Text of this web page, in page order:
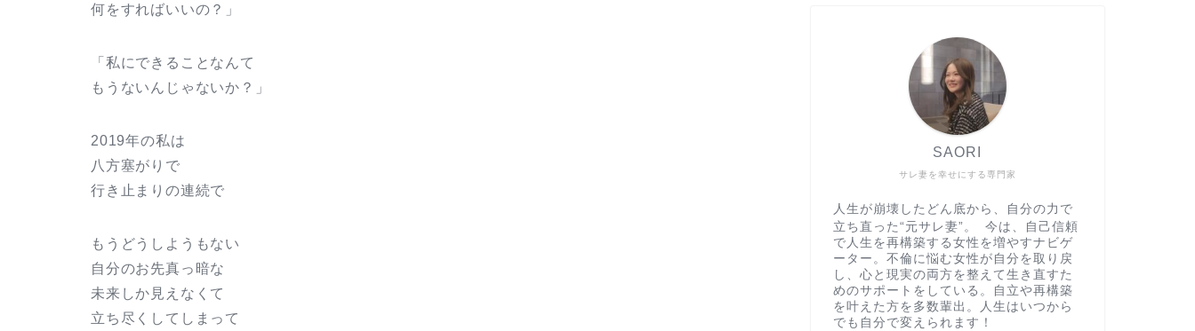
何をすればいいの？」
「私にできることなんて
もうないんじゃないか？」
2019年の私は
八方塞がりで
行き止まりの連続で
もうどうしようもない
自分のお先真っ暗な
未来しか見えなくて
立ち尽くしてしまって
サレ妻を幸せにする専門家
SAORI
人生が崩壊したどん底から、自分の力で
立ち直った“元サレ妻”。 今は、自己信頼
で人生を再構築する女性を増やすナビゲ
ーター。不倫に悩む女性が自分を取り戻
し、心と現実の両方を整えて生き直すた
めのサポートをしている。自立や再構築
を叶えた方を多数輩出。人生はいつから
でも自分で変えられます！